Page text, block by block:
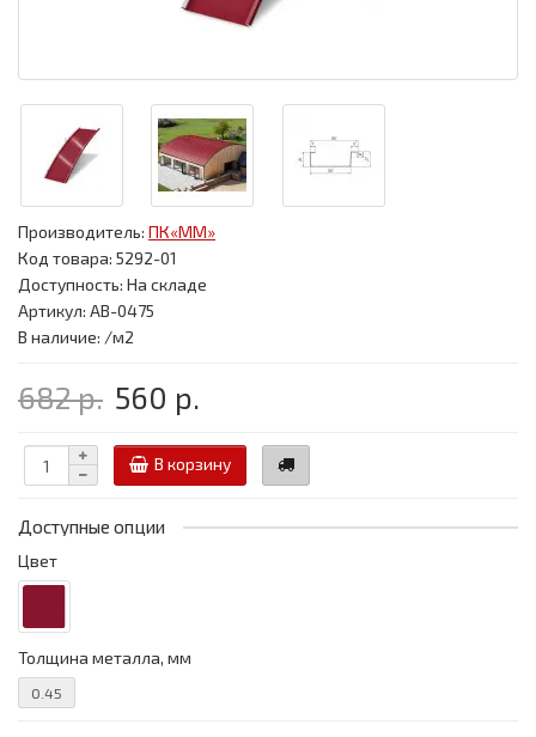
Производитель: ПК«ММ»
Код товара: 5292-01
Доступность: На складе
Артикул: АВ-0475
В наличие: /м2
682 р. 560 р.
В корзину
Доступные опции
Цвет
Толщина металла, мм
0.45